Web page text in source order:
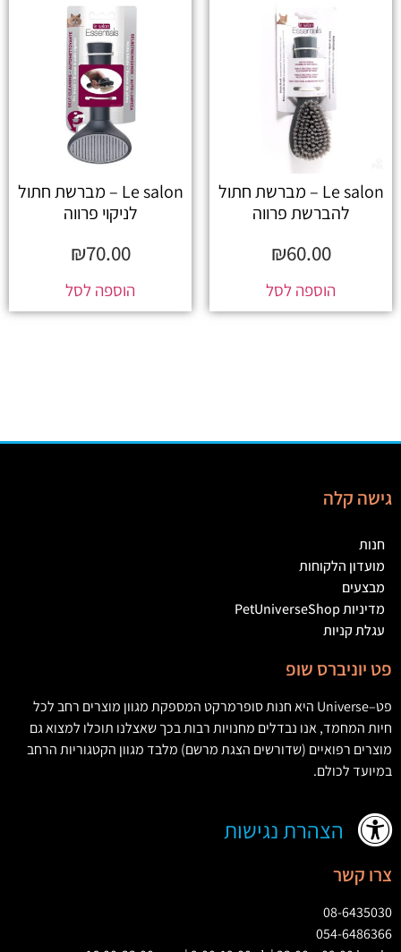
Le salon – מברשת חתול
להברשת פרווה
₪60.00
הוספה לסל
Le salon – מברשת חתול
לניקוי פרווה
₪70.00
הוספה לסל
גישה קלה
חנות
מועדון הלקוחות
מבצעים
מדיניות PetUniverseShop
עגלת קניות
פט יוניברס שופ
פט–
Universe היא חנות סופרמרקט המספקת מגוון מוצרים רחב לכל
חיות המחמד,אנו נבדלים מחנויות רבות בכך שאצלנו תוכלו למצוא גם
מוצרים רפואיים (שדורשים הצגת מרשם) מלבד מגוון הקטגוריות הרחב
במיועד לכולם.
הצהרת נגישות
צרו קשר
08-6435030
054-6486366